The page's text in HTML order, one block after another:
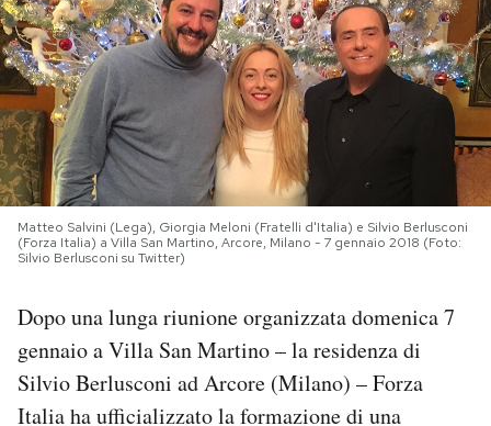
PODCAST
NEWSLETTER
I MIEI PREFERITI
SHOP
CALENDARIO
Matteo Salvini (Lega), Giorgia Meloni (Fratelli d'Italia) e Silvio Berlusconi
(Forza Italia) a Villa San Martino, Arcore, Milano - 7 gennaio 2018 (Foto:
Silvio Berlusconi su Twitter)
Dopo una lunga riunione organizzata domenica 7
gennaio a Villa San Martino – la residenza di
Silvio Berlusconi ad Arcore (Milano) – Forza
Italia ha ufficializzato la formazione di una